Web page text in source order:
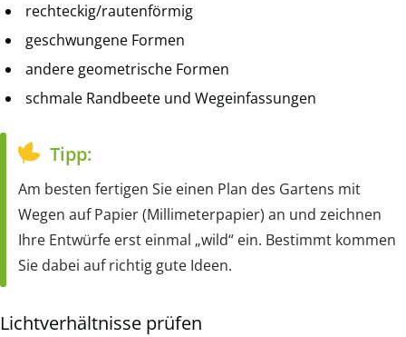
rechteckig/rautenförmig
geschwungene Formen
andere geometrische Formen
schmale Randbeete und Wegeinfassungen
Tipp:
Am besten fertigen Sie einen Plan des Gartens mit
Wegen auf Papier (Millimeterpapier) an und zeichnen
Ihre Entwürfe erst einmal „wild“ ein. Bestimmt kommen
Sie dabei auf richtig gute Ideen.
Lichtverhältnisse prüfen